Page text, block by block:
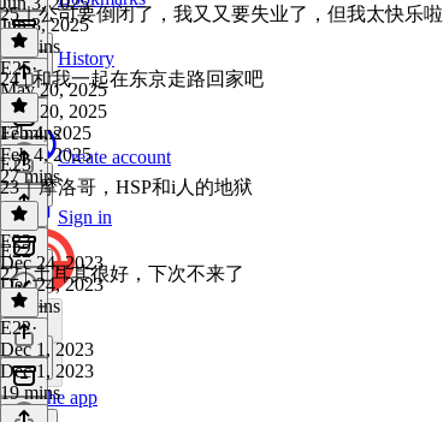
History
Create account
Sign in
Get the app
Jun 3, 2025
14 mins
25｜公司要倒闭了，我又又要失业了，但我太快乐啦
E25·
May 20, 2025
May 20, 2025
17 mins
24 | 和我一起在东京走路回家吧
Feb 4, 2025
Feb 4, 2025
27 mins
E23
23｜摩洛哥，HSP和i人的地狱
E23·
Dec 24, 2023
Dec 24, 2023
19 mins
E22
22 | 土耳其很好，下次不来了
E22·
Dec 1, 2023
Dec 1, 2023
19 mins